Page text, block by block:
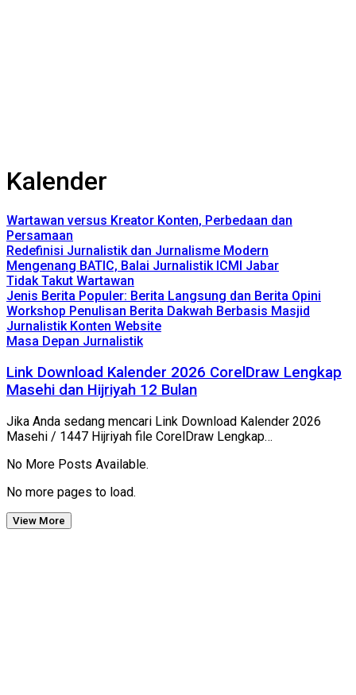
Kalender
Wartawan versus Kreator Konten, Perbedaan dan
Persamaan
Redefinisi Jurnalistik dan Jurnalisme Modern
Mengenang BATIC, Balai Jurnalistik ICMI Jabar
Tidak Takut Wartawan
Jenis Berita Populer: Berita Langsung dan Berita Opini
Workshop Penulisan Berita Dakwah Berbasis Masjid
Jurnalistik Konten Website
Masa Depan Jurnalistik
Link Download Kalender 2026 CorelDraw Lengkap
Masehi dan Hijriyah 12 Bulan
Jika Anda sedang mencari Link Download Kalender 2026
Masehi / 1447 Hijriyah file CorelDraw Lengkap…
No More Posts Available.
No more pages to load.
View More